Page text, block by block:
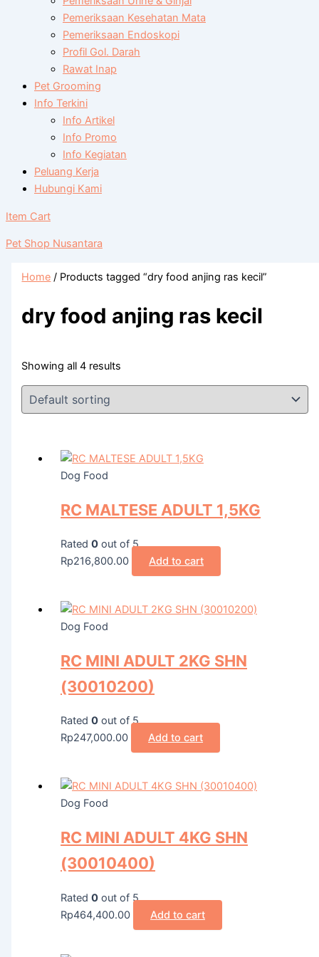
Pemeriksaan Kesehatan Mata
Pemeriksaan Endoskopi
Profil Gol. Darah
Rawat Inap
Pet Grooming
Info Terkini
Info Artikel
Info Promo
Info Kegiatan
Peluang Kerja
Hubungi Kami
Item Cart
Pet Shop Nusantara
Home / Products tagged “dry food anjing ras kecil”
dry food anjing ras kecil
Showing all 4 results
Dog Food
RC MALTESE ADULT 1,5KG
Rated0 out of 5
Rp216,800.00 Add to cart
Dog Food
RC MINI ADULT 2KG SHN
(30010200)
Rated0 out of 5
Rp247,000.00 Add to cart
Dog Food
RC MINI ADULT 4KG SHN
(30010400)
Rated0 out of 5
Rp464,400.00 Add to cart